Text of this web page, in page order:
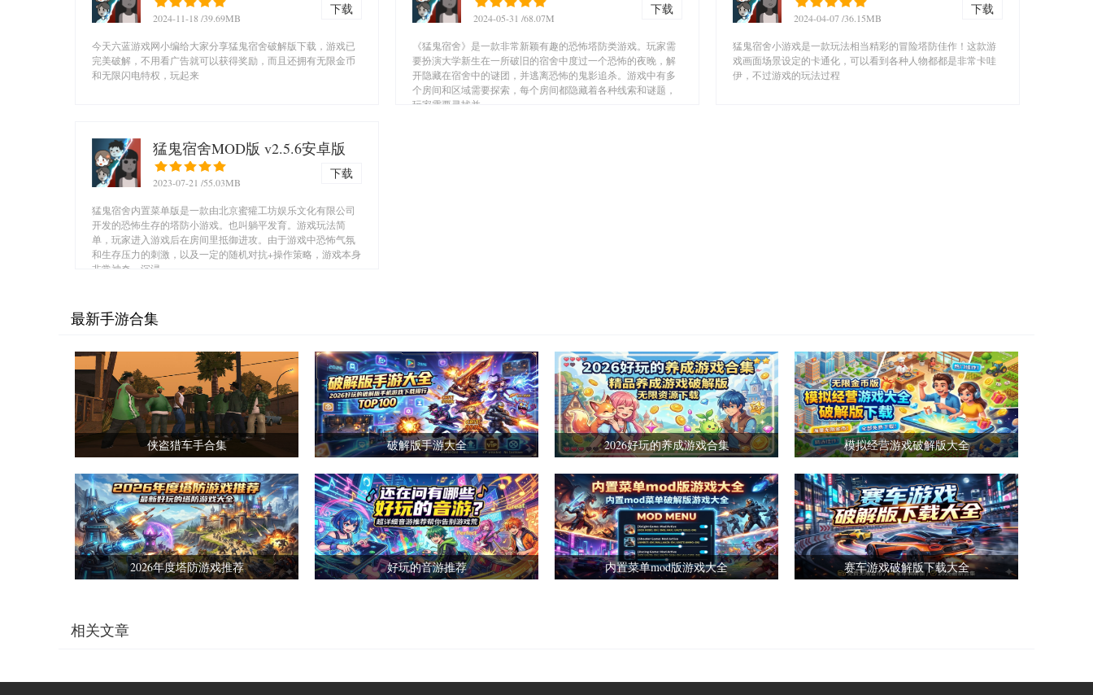
2024-11-18 /39.69MB
下载
今天六蓝游戏网小编给大家分享猛鬼宿舍破解版下载，游戏已
完美破解，不用看广告就可以获得奖励，而且还拥有无限金币
和无限闪电特权，玩起来
2024-05-31 /68.07M
下载
《猛鬼宿舍》是一款非常新颖有趣的恐怖塔防类游戏。玩家需
要扮演大学新生在一所破旧的宿舍中度过一个恐怖的夜晚，解
开隐藏在宿舍中的谜团，并逃离恐怖的鬼影追杀。游戏中有多
个房间和区域需要探索，每个房间都隐藏着各种线索和谜题，
玩家需要寻找并
2024-04-07/36.15MB
下载
猛鬼宿舍小游戏是一款玩法相当精彩的冒险塔防佳作！这款游
戏画面场景设定的卡通化，可以看到各种人物都都是非常卡哇
伊，不过游戏的玩法过程
猛鬼宿舍MOD版 v2.5.6安卓版
2023-07-21 /55.03MB
下载
猛鬼宿舍内置菜单版是一款由北京蜜獾工坊娱乐文化有限公司
开发的恐怖生存的塔防小游戏。也叫躺平发育。游戏玩法简
单，玩家进入游戏后在房间里抵御进攻。由于游戏中恐怖气氛
和生存压力的刺激，以及一定的随机对抗+操作策略，游戏本身
非常神奇，沉浸
最新手游合集
侠盗猎车手合集 破解版手游大全 2026好玩的养成游戏合集 模拟经营游戏破解版大全
2026年度塔防游戏推荐 好玩的音游推荐 内置菜单mod版游戏大全 赛车游戏破解版下载大全
相关文章